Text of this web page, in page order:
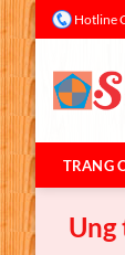
Bỏ
qua
nội
dung
Hotline
TRANG